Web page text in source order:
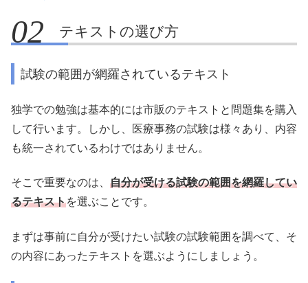
テキストの選び方
試験の範囲が網羅されているテキスト
独学での勉強は基本的には市販のテキストと問題集を購入
して行います。しかし、医療事務の試験は様々あり、内容
も統一されているわけではありません。
そこで重要なのは、 自分が受ける試験の範囲を網羅してい
るテキストを選ぶことです。
まずは事前に自分が受けたい試験の試験範囲を調べて、そ
の内容にあったテキストを選ぶようにしましょう。